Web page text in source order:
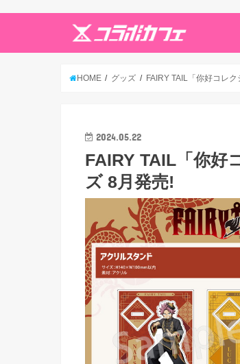
HOME グッズ FAIRY TAIL「你好コレ
2024.05.22
FAIRY TAIL「你好
ズ 8月発売!